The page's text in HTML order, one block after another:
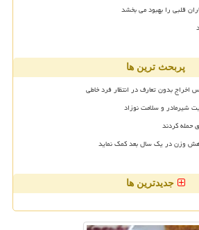
قلبی را بهبود می بخشد
پربحث ترین ها
بدون تعارف در انتظار فرد خاطی
شیرمادر و سلامت نوزاد
حمله کردند
جدیدترین ها